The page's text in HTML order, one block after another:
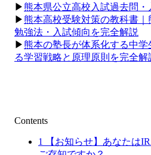
▶︎熊本県公立高校入試過去問・
▶︎熊本高校受験対策の教科書｜
勉強法・入試傾向を完全解説
▶︎熊本の塾長が体系化する中
る学習戦略と原理原則を完全解
Contents
1
【お知らせ】あなたは